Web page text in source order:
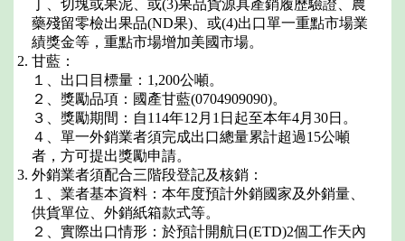
丁、切塊或果泥、或(3)果品貨源具產銷履歷驗證、農
藥殘留零檢出果品(ND果)、或(4)出口單一重點市場業
績獎金等，重點市場增加美國市場。
甘藍：
１、出口目標量：1,200公噸。
２、獎勵品項：國產甘藍(0704909090)。
３、獎勵期間：自114年12月1日起至本年4月30日。
４、單一外銷業者須完成出口總量累計超過15公噸
者，方可提出獎勵申請。
外銷業者須配合三階段登記及核銷：
１、業者基本資料：本年度預計外銷國家及外銷量、
供貨單位、外銷紙箱款式等。
２、實際出口情形：於預計開航日(ETD)2個工作天內